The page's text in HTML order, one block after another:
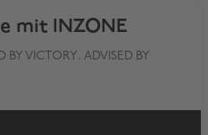
mit INZONE
VICTORY. ADVISED BY